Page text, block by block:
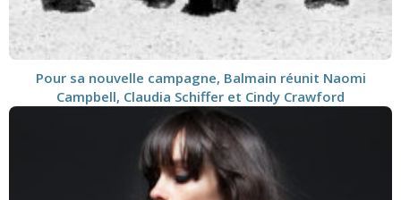
Pour sa nouvelle campagne, Balmain réunit Naomi
Campbell, Claudia Schiffer et Cindy Crawford